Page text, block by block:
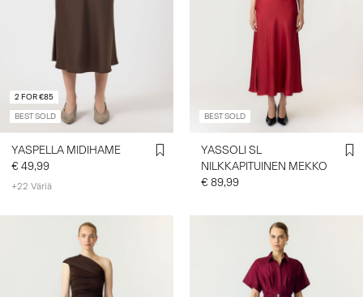
2 FOR €85
BEST SOLD
YASPELLA MIDIHAME
€ 49,99
+22 Väriä
BEST SOLD
YASSOLI SL
NILKKAPITUINEN MEKKO
€ 89,99